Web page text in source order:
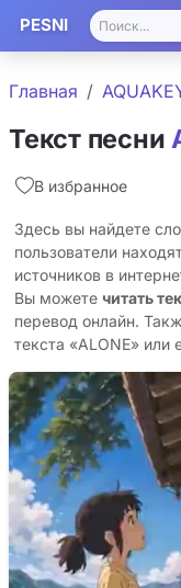
PESNI
Главная
Текст песни
В избранное
Здесь вы найдете
пользователи
источников в
Вы можете читать
перевод онлайн.
текста «ALONE» или